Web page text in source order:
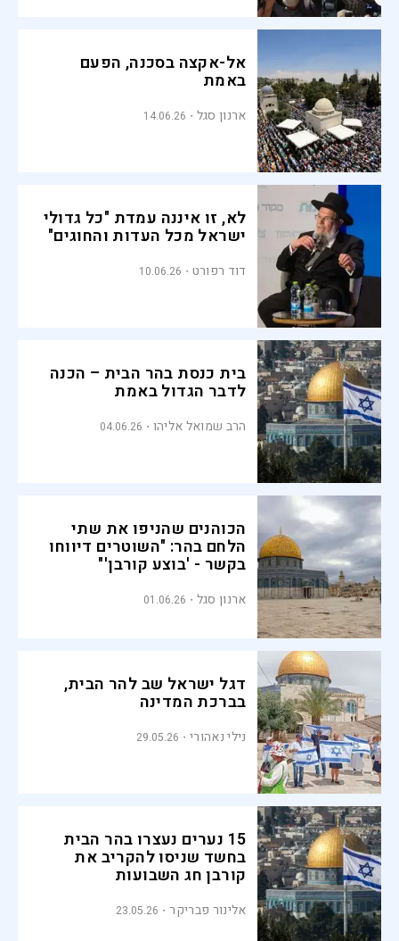
אל-אקצה בסכנה, הפעם
באמת
ארנון סגל 14.06.26
לא, זו איננה עמדת "כל גדולי
ישראל מכל העדות והחוגים"
דוד רפורט 10.06.26
בית כנסת בהר הבית – הכנה
לדבר הגדול באמת
הרב שמואל אליהו 04.06.26
הכוהנים שהניפו את שתי
הלחם בהר: "השוטרים דיווחו
בקשר - 'בוצע קורבן'"
ארנון סגל 01.06.26
דגל ישראל שב להר הבית,
בברכת המדינה
נילי נאהורי 29.05.26
15 נערים נעצרו בהר הבית
בחשד שניסו להקריב את
קורבן חג השבועות
אלינור פבריקר 23.05.26